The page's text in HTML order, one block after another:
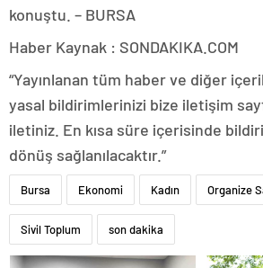
konuştu. – BURSA
Haber Kaynak : SONDAKIKA.COM
“Yayınlanan tüm haber ve diğer
yasal bildirimlerinizi bize iletişim
iletiniz. En kısa süre içerisinde
dönüş sağlanılacaktır.”
Bursa Ekonomi Kadın Organize
Sivil Toplum son dakika